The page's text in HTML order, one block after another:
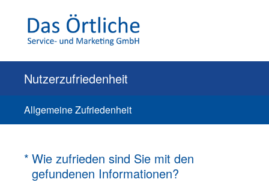
Nutzerzufriedenheit
Allgemeine Zufriedenheit
* Wie zufrieden sind Sie mit den
gefundenen Informationen?
(Erforderlich.)